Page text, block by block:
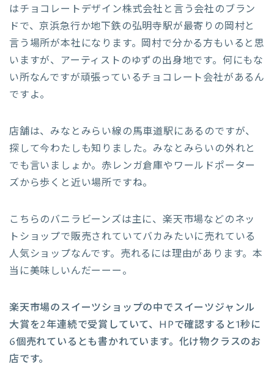
はチョコレートデザイン株式会社と言う会社のブラン
ドで、京浜急行か地下鉄の弘明寺駅が最寄りの岡村と
言う場所が本社になります。岡村で分かる方もいると思
いますが、アーティストのゆずの出身地です。何にもな
い所なんですが頑張っているチョコレート会社があるん
ですよ。
店舗は、みなとみらい線の馬車道駅にあるのですが、
探して今わたしも知りました。みなとみらいの外れと
でも言いましょか。赤レンガ倉庫やワールドポーター
ズから歩くと近い場所ですね。
こちらのバニラビーンズは主に、楽天市場などのネッ
トショップで販売されていてバカみたいに売れている
人気ショップなんです。売れるには理由があります。本
当に美味しいんだーーー。
楽天市場のスイーツショップの中でスイーツジャンル
大賞を2年連続で受賞していて、HPで確認すると1秒に
6個売れているとも書かれています。化け物クラスのお
店です。